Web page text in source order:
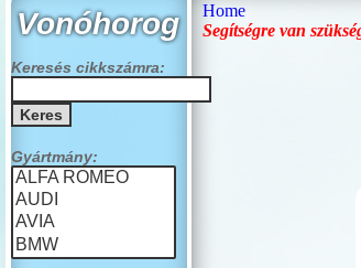
Home
Segítségre van
Vonóhorog
Keresés cikkszámra:
Gyártmány: